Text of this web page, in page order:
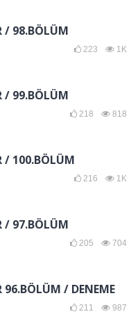
/ 98.BÖLÜM
223 1K
/ 99.BÖLÜM
218 818
/ 100.BÖLÜM
216 1K
/ 97.BÖLÜM
205 704
96.BÖLÜM / DENEME
211 987